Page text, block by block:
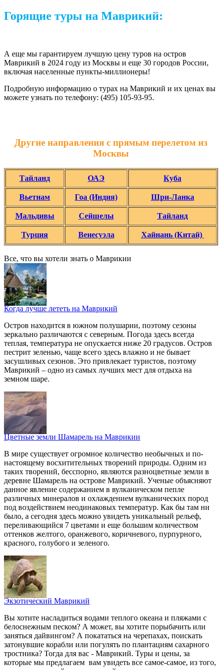
Горящие туры на Маврикий:
А еще мы гарантируем лучшую цену туров на остров
Маврикий в 2024 году из Москвы и еще 30 городов России,
включая населенные пункты-миллионеры!
Подробную информацию о турах на Маврикий и их ценах вы
можете узнать по телефону: (495) 105-93-95.
Другие направления с прямым перелетом из
Москвы
Тайланд ОАЭ Куба
Вьетнам Гоа (Индия) Шри-Ланка
Мальдивы Сейшелы Тайланд
Турция Венесуэла Хайнань (Китай)
Все, что вы хотели знать o Маврикии
Когда лучше лететь на Маврикий
Остров находится в южном полушарии, поэтому сезоны
зеркально различаются с северным. Погода здесь всегда
теплая, температура не опускается ниже 20 градусов. Остров
пестрит зеленью, чаще всего здесь влажно и не бывает
засушливых сезонов. Это привлекает туристов, поэтому
Маврикий – одно из самых лучших мест для отдыха на
земном шаре.
Цветные земли Шамарель на Маврикии
В мире существует огромное количество необычных и по-
настоящему восхитительных творений природы. Одним из
таких творений, бесспорно, являются разноцветные земли в
деревне Шамарель на острове Маврикий. Ученые объясняют
данное явление содержанием в вулканическом пепле
различных минералов и охлаждением вулканических пород
под воздействием неодинаковых температур. Как бы там ни
было, а сегодня здесь можно увидеть уникальный рельеф,
переливающийся 7 цветами и еще большим количеством
оттенков желтого, оранжевого, коричневого, пурпурного,
красного, голубого и зеленого.
Экзотический Маврикий
Вы хотите насладиться водами теплого океана и пляжами с
белоснежным песком? А может, вы хотите порыбачить или
заняться дайвингом? А покататься на черепахах, поискать
затонувшие корабли или погулять по плантациям сахарного
тростника? Тогда для вас - Маврикий. Туры и цены, за
которые мы предлагаем вам увидеть все самое-самое, из того,